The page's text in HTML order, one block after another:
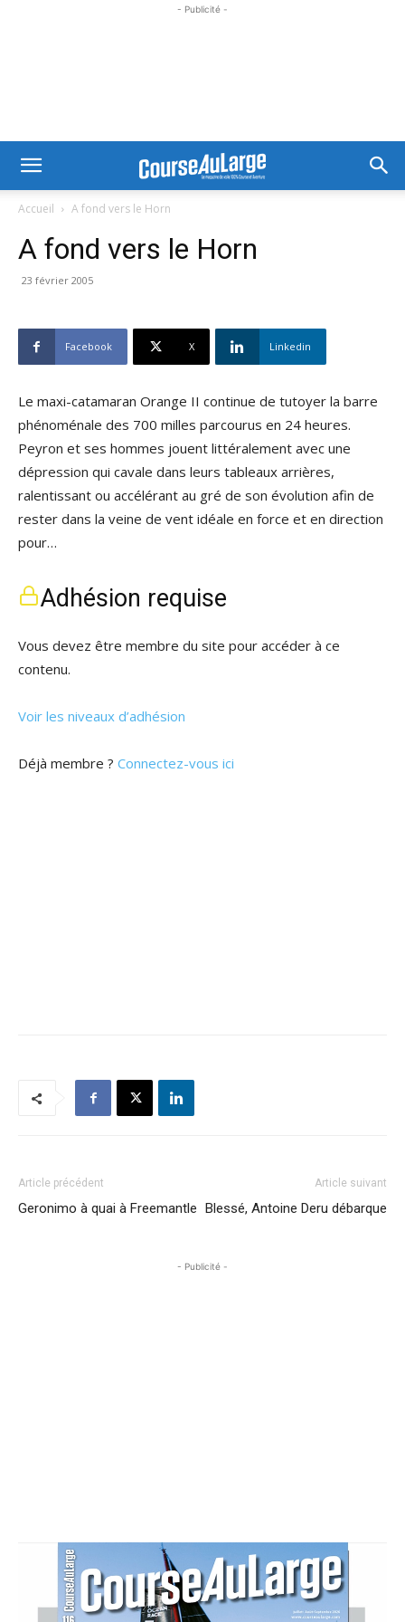
- Publicité -
Accueil A fond vers le Horn
A fond vers le Horn
23 février 2005
Facebook X Linkedin
Le maxi-catamaran Orange II continue de tutoyer la barre
phénoménale des 700 milles parcourus en 24 heures.
Peyron et ses hommes jouent littéralement avec une
dépression qui cavale dans leurs tableaux arrières,
ralentissant ou accélérant au gré de son évolution afin de
rester dans la veine de vent idéale en force et en direction
pour…
Adhésion requise
Vous devez être membre du site pour accéder à ce
contenu.
Voir les niveaux d’adhésion
Déjà membre ? Connectez-vous ici
Article précédent
Geronimo à quai à Freemantle
Article suivant
Blessé, Antoine Deru débarque
- Publicité -